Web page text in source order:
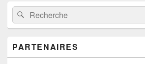
Zone
principale
de
widget
barre
Recherche :
Rechercher
PARTENAIRES